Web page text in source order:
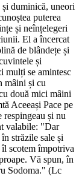
și duminică, uneori
puterea
și neînțelegeri
El a încercat
de blândețe și
și
mulți se amintesc
mâini și cu
două mici mâini
Aceeași Pace pe
respingeau și nu
valabile: "Dar
străzile sale și
scotem împotriva
Vă spun, în
Sodoma." (Lc